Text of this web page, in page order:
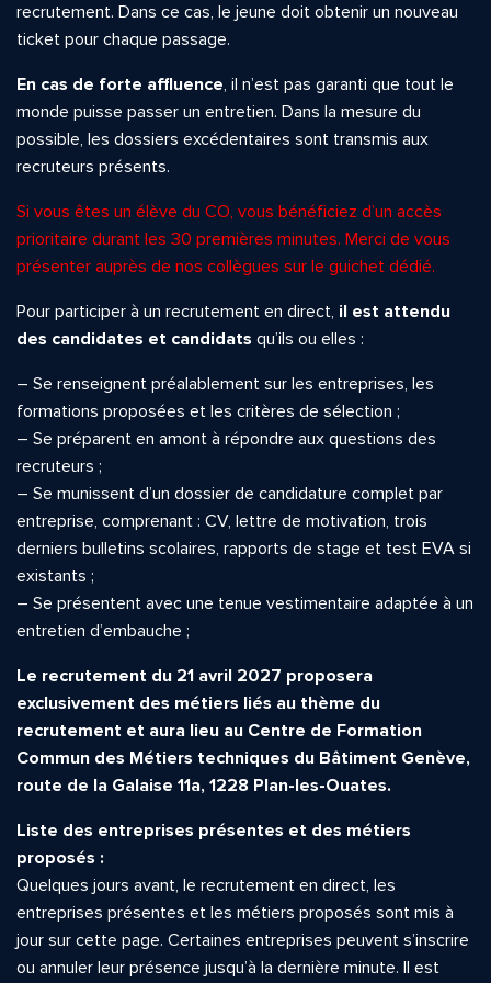
recrutement. Dans ce cas, le jeune doit obtenir un nouveau
ticket pour chaque passage.
En cas de forte affluence, il n’est pas garanti que tout le
monde puisse passer un entretien. Dans la mesure du
possible, les dossiers excédentaires sont transmis aux
recruteurs présents.
Si vous êtes un élève du CO, vous bénéficiez d’un accès
prioritaire durant les 30 premières minutes. Merci de vous
présenter auprès de nos collègues sur le guichet dédié.
Pour participer à un recrutement en direct, il est attendu
des candidates et candidats qu’ils ou elles :
– Se renseignent préalablement sur les entreprises, les
formations proposées et les critères de sélection ;
– Se préparent en amont à répondre aux questions des
recruteurs ;
– Se munissent d’un dossier de candidature complet par
entreprise, comprenant : CV, lettre de motivation, trois
derniers bulletins scolaires, rapports de stage et test EVA si
existants ;
– Se présentent avec une tenue vestimentaire adaptée à un
entretien d’embauche ;
Le recrutement du 21 avril 2027 proposera
exclusivement des métiers liés au thème du
recrutement et aura lieu au Centre de Formation
Commun des Métiers techniques du Bâtiment Genève,
route de la Galaise 11a, 1228 Plan-les-Ouates.
Liste des entreprises présentes et des métiers
proposés :
Quelques jours avant, le recrutement en direct, les
entreprises présentes et les métiers proposés sont mis à
jour sur cette page. Certaines entreprises peuvent s’inscrire
ou annuler leur présence jusqu’à la dernière minute. Il est